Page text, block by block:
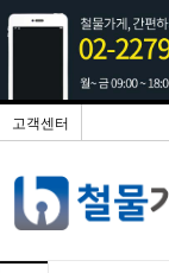
고객센터